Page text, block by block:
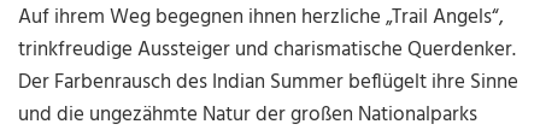
Auf ihrem Weg begegnen ihnen herzliche „Trail Angels“,
trinkfreudige Aussteiger und charismatische Querdenker.
Der Farbenrausch des Indian Summer beflügelt ihre Sinne
und die ungezähmte Natur der großen Nationalparks